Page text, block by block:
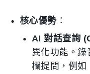
核心優勢：
AI 對話查詢
異化功能。錄
欄提問，例如